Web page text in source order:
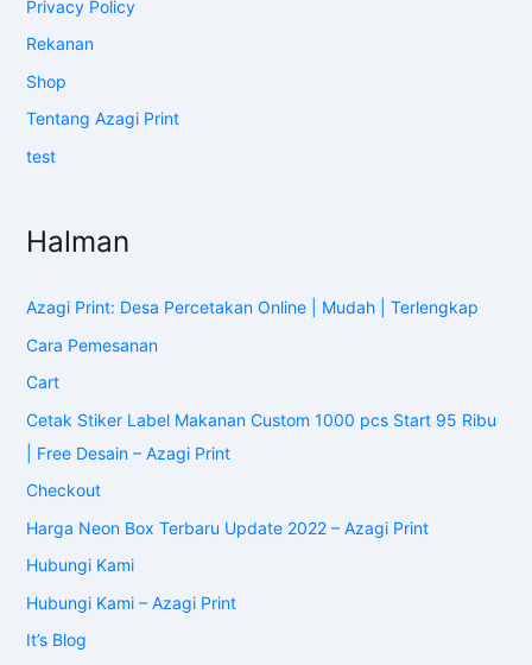
Privacy Policy
Rekanan
Shop
Tentang Azagi Print
test
Halman
Azagi Print: Desa Percetakan Online | Mudah | Terlengkap
Cara Pemesanan
Cart
Cetak Stiker Label Makanan Custom 1000 pcs Start 95 Ribu
| Free Desain – Azagi Print
Checkout
Harga Neon Box Terbaru Update 2022 – Azagi Print
Hubungi Kami
Hubungi Kami – Azagi Print
It’s Blog